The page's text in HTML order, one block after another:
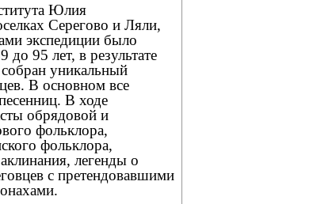
Юлия
Серегово и Ляли,
экспедиции было
до 95 лет, в результате
уникальный
В основном все
В ходе
обрядовой и
фольклора,
фольклора,
легенды о
с претендовавшими